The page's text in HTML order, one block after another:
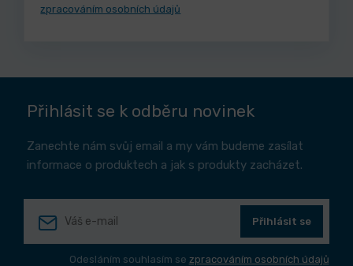
zpracováním osobních údajů
Přihlásit se k odběru novinek
Zanechte nám svůj email a my vám budeme zasílat
informace o produktech a jak s produkty zacházet.
Přihlásit se
Odesláním souhlasím se zpracováním osobních údajů